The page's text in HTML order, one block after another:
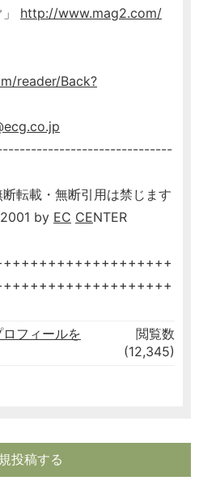
http://www.mag2.com/
reader/Back?
転載・無断引用は禁じます
by EC CENTER
フィールを
閲覧数
(12,345)
投稿する